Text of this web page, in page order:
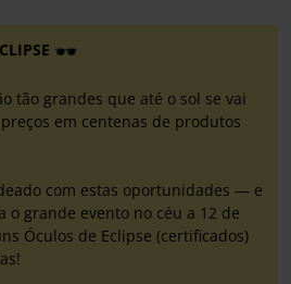
tão grandes que até o sol se vai
em centenas de produtos
com estas oportunidades — e
o grande evento no céu a 12 de
Óculos de Eclipse (certificados)